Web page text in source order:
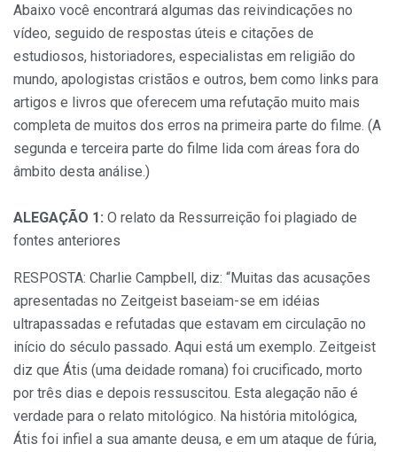
Abaixo você encontrará algumas das reivindicações no
vídeo, seguido de respostas úteis e citações de
estudiosos, historiadores, especialistas em religião do
mundo, apologistas cristãos e outros, bem como links para
artigos e livros que oferecem uma refutação muito mais
completa de muitos dos erros na primeira parte do filme. (A
segunda e terceira parte do filme lida com áreas fora do
âmbito desta análise.)
ALEGAÇÃO 1: O relato da Ressurreição foi plagiado de
fontes anteriores
RESPOSTA: Charlie Campbell, diz: “Muitas das acusações
apresentadas no Zeitgeist baseiam-se em idéias
ultrapassadas e refutadas que estavam em circulação no
início do século passado. Aqui está um exemplo. Zeitgeist
diz que Átis (uma deidade romana) foi crucificado, morto
por três dias e depois ressuscitou. Esta alegação não é
verdade para o relato mitológico. Na história mitológica,
Átis foi infiel a sua amante deusa, e em um ataque de fúria,